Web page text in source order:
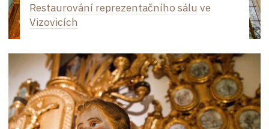
Restaurování reprezentačního sálu ve
Vizovicích